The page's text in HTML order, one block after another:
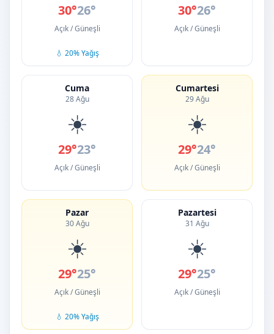
30°26°
Açık / Güneşli
💧 20% Yağış
30°26°
Açık / Güneşli
Cuma
28 Ağu
☀️
29°23°
Açık / Güneşli
Cumartesi
29 Ağu
☀️
29°24°
Açık / Güneşli
Pazar
30 Ağu
☀️
29°25°
Açık / Güneşli
💧 20% Yağış
Pazartesi
31 Ağu
☀️
29°25°
Açık / Güneşli